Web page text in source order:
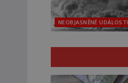
NEOBJASNĚNÉ UDÁLOSTI